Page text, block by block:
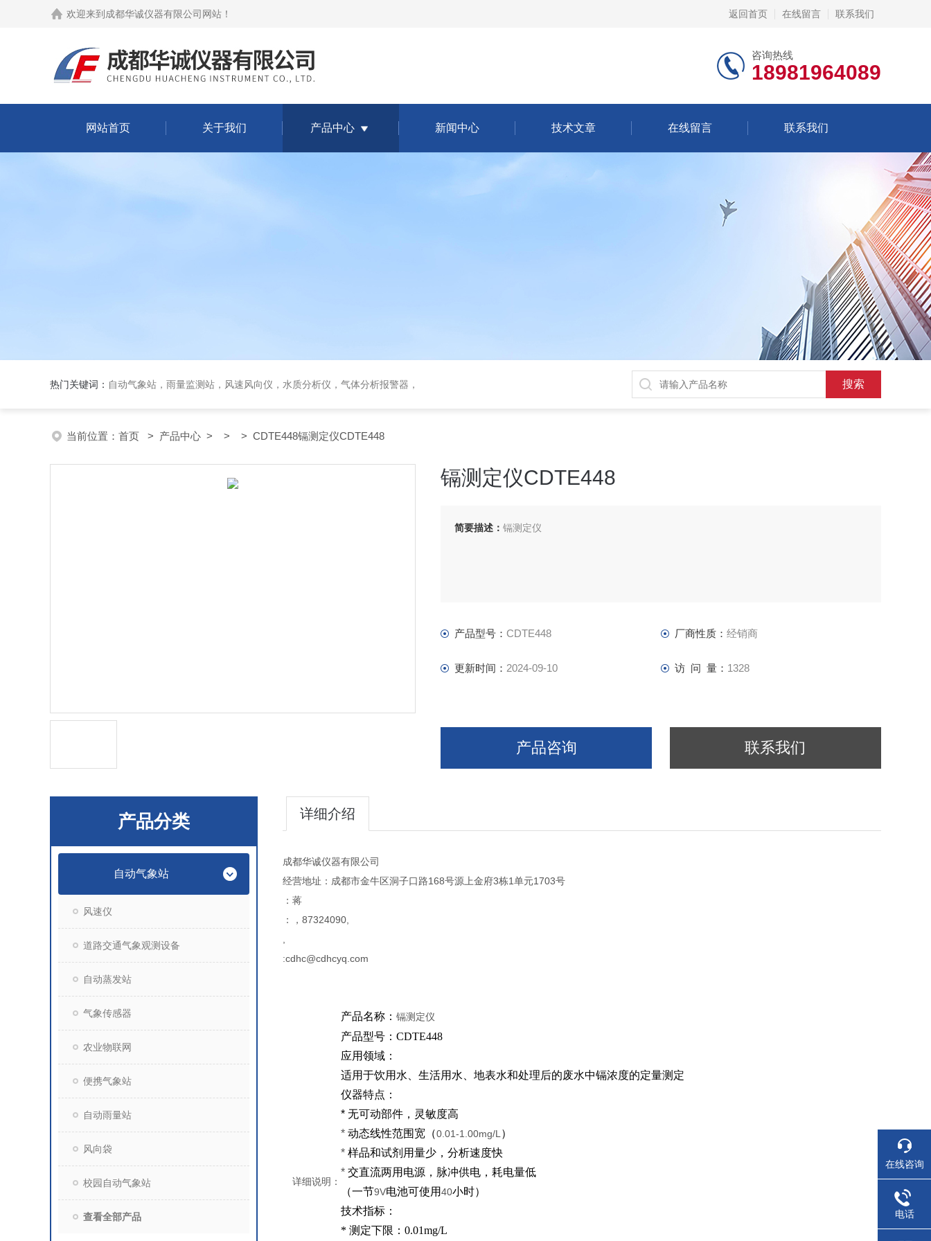
欢迎来到 成都华诚仪器有限公司网站 ！ 返回首页 在线留言 联系我们
咨询热线
18981964089
网站首页 关于我们 产品中心 新闻中心 技术文章 在线留言 联系我们
热门关键词： 自动气象站，雨量监测站，风速风向仪，水质分析仪，气体分析报警器，
当前位置： 首页 > 产品中心 > > > CDTE448镉测定仪CDTE448
镉测定仪CDTE448
简要描述： 镉测定仪
产品型号： CDTE448 厂商性质： 经销商
更新时间： 2024-09-10 访 问 量： 1328
产品咨询 联系我们
产品分类
自动气象站
风速仪
道路交通气象观测设备
自动蒸发站
气象传感器
农业物联网
便携气象站
自动雨量站
风向袋
校园自动气象站
查看全部产品
详细介绍
成都华诚仪器有限公司
经营地址：成都市金牛区洞子口路168号源上金府3栋1单元1703号
：蒋
：，87324090,
:cdhc@cdhcyq.com
详细说明：
产品名称： 镉测定仪
产品型号： CDTE448
应用领域：
适用于饮用水、生活用水、地表水和处理后的废水中镉浓度的定量测定
仪器特点：
* 无可动部件，灵敏度高
* 动态线性范围宽（0.01-1.00mg/L ）
* 样品和试剂用量少，分析速度快
* 交直流两用电源，脉冲供电，耗电量低
（一节9V电池可使用40小时）
技术指标：
* 测定下限： 0.01mg/L
在线咨询
电话